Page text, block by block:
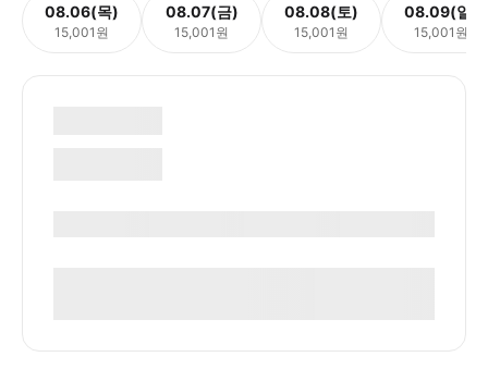
08.06(목)
15,001원
08.07(금)
15,001원
08.08(토)
15,001원
08.09(일)
15,001원